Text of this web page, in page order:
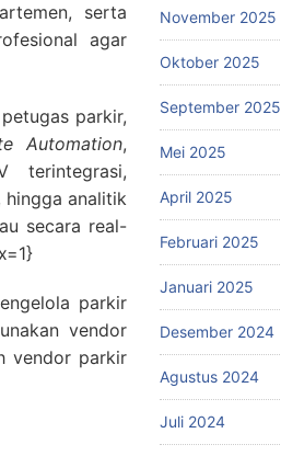
serta
agar
parkir,
Automation,
terintegrasi,
analitik
secara real-
parkir
vendor
vendor parkir
November 2025
Oktober 2025
September 2025
Mei 2025
April 2025
Februari 2025
Januari 2025
Desember 2024
Agustus 2024
Juli 2024